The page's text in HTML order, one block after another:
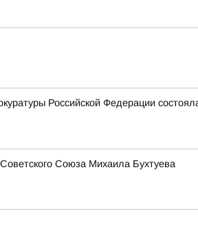
Российской Федерации
Союза Михаила Бухтуева